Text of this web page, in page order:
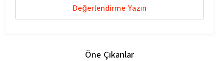
Değerlendirme Yazın
Öne Çıkanlar